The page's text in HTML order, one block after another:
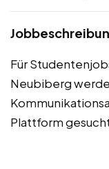
Für
Neubiberg
Plattform